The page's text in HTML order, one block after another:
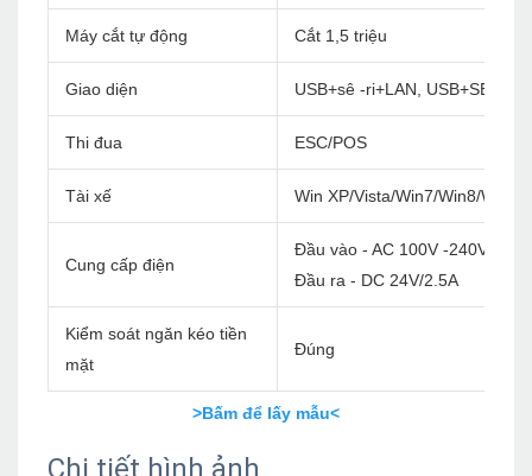
Máy cắt tự động Cắt 1,5 triệu
Giao diện USB+sê -ri+LAN,
Thi đua ESC/POS
Tài xế Win XP/Vista/Win7/Win8/
Cung cấp điện
Đầu vào - AC 100V -240V/60Hz
Đầu ra - DC 24V/2.5A
Kiểm soát ngăn kéo tiền
mặt
Đúng
>Bấm để lấy mẫu<
Chi tiết hình ảnh